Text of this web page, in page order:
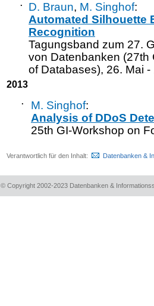
· D. Braun, M. Singhof:
Automated Silhouette
Recognition
Tagungsband zum 27.
von Datenbanken (27th
of Databases), 26. Mai
2013
· M. Singhof:
Analysis of DDoS
25th GI-Workshop on
Verantwortlich für den Inhalt: Datenbanken &
© Copyright 2002-2023 Datenbanken &